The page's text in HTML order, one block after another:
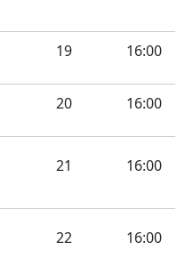
19 16:00
20 16:00
21 16:00
22 16:00